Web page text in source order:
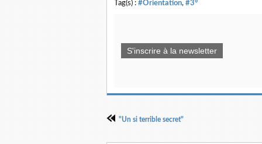
Tag(s) : #Orientation, #3°
S'inscrire à la newsletter
"Un si terrible secret"